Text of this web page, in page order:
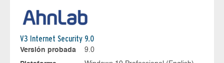
V3 Internet Security 9.0
Versión probada
9.0